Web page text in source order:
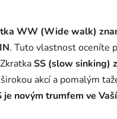
WW (Wide walk)
. Tuto vlastnost oceníte
SS (slow sinking)
akcí a pomalým
je novým trumfem ve